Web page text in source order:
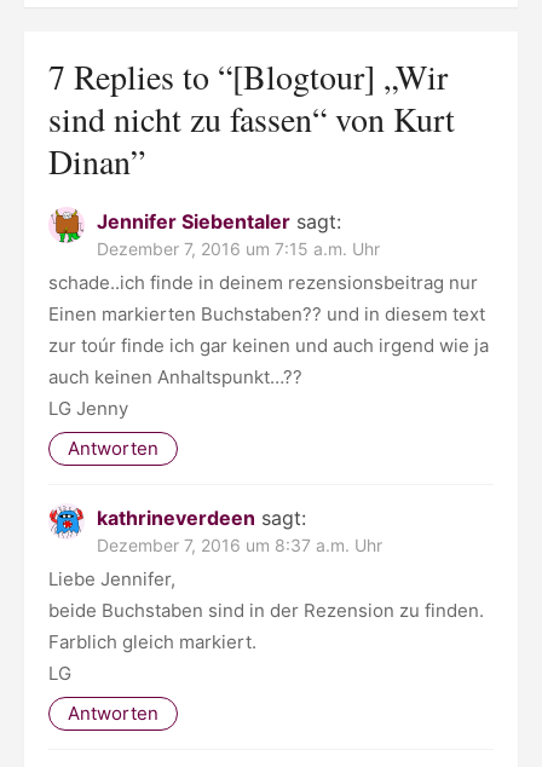
7 Replies to “[Blogtour] „Wir
sind nicht zu fassen“ von Kurt
Dinan”
Jennifer Siebentaler sagt:
Dezember 7, 2016 um 7:15 a.m. Uhr
schade..ich finde in deinem rezensionsbeitrag nur
Einen markierten Buchstaben?? und in diesem text
zur toúr finde ich gar keinen und auch irgend wie ja
auch keinen Anhaltspunkt…??
LG Jenny
Antworten
kathrineverdeen sagt:
Dezember 7, 2016 um 8:37 a.m. Uhr
Liebe Jennifer,
beide Buchstaben sind in der Rezension zu finden.
Farblich gleich markiert.
LG
Antworten